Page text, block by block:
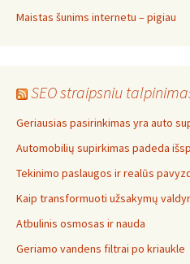
Maistas šunims internetu – pigiau
SEO straipsniu
Geriausias pasirinkimas yra auto
Automobilių supirkimas padeda
Tekinimo paslaugos ir realūs
Kaip transformuoti užsakymų
Atbulinis osmosas ir nauda
Geriamo vandens filtrai po kriaukle